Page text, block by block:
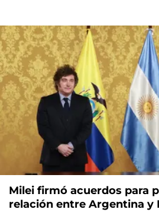
Milei firmó acuerdos para
relación entre Argentina y